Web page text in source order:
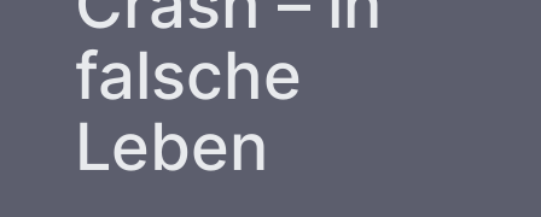
falsche
Leben